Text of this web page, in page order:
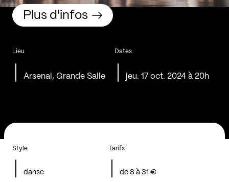
Lieu
Arsenal, Grande Salle
Dates
jeu. 17 oct. 2024 à 20h
Plus d'infos
Style
danse
Tarifs
de 8 à 31 €